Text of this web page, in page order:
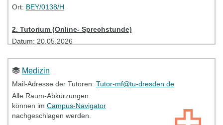
Ort: BEY/0138/H
2. Tutorium (Online- Sprechstunde)
Datum: 20.05.2026
Bitte kontaktieren Sie bei Problemen Ihre TutorInnen
(Mailadresse siehe oben).
Medizin
Mail-Adresse der Tutoren: Tutor-mf@tu-dresden.de
Alle Raum-Abkürzungen
können im Campus-Navigator
nachgeschlagen werden.